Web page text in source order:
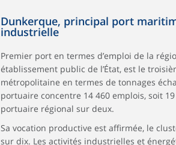
Dunkerque, principal port
industrielle
Premier port en termes d’emploi de la
établissement public de l’État, est le
métropolitaine en termes de tonnages
portuaire concentre 14 460 emplois, soit
portuaire régional sur deux.
Sa vocation productive est affirmée, le
sur dix. Les activités industrielles et